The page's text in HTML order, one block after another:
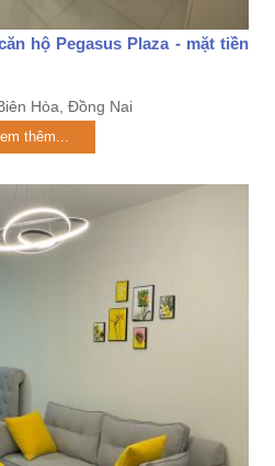
hộ Pegasus Plaza - mặt tiền
Hòa, Đồng Nai
thêm...